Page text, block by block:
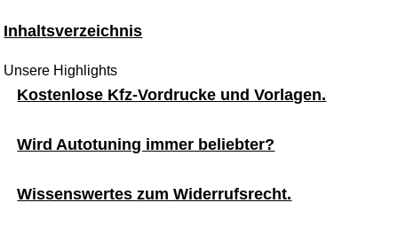
Inhaltsverzeichnis
Unsere Highlights
Kostenlose Kfz-Vordrucke und Vorlagen.
Wird Autotuning immer beliebter?
Wissenswertes zum Widerrufsrecht.